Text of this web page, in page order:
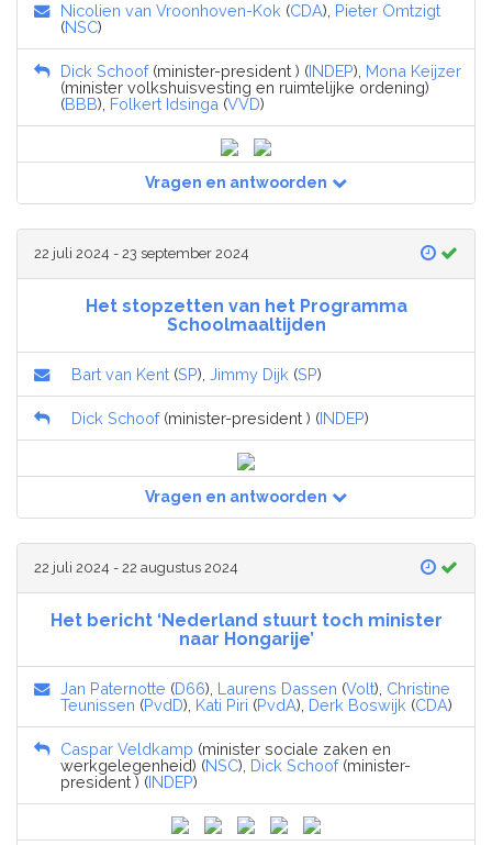
Nicolien van Vroonhoven-Kok (CDA), Pieter Omtzigt
(NSC)
Dick Schoof(minister-president ) (INDEP), Mona Keijzer
(minister volkshuisvesting en ruimtelijke ordening)
(BBB), Folkert Idsinga (VVD)
Vragen en antwoorden
22 juli 2024 - 23 september 2024
Het stopzetten van het Programma
Schoolmaaltijden
Bart van Kent (SP), Jimmy Dijk (SP)
Dick Schoof(minister-president ) (INDEP)
Vragen en antwoorden
22 juli 2024 - 22 augustus 2024
Het bericht ‘Nederland stuurt toch minister
naar Hongarije’
Jan Paternotte (D66), Laurens Dassen (Volt), Christine
Teunissen (PvdD), Kati Piri (PvdA), Derk Boswijk (CDA)
Caspar Veldkamp (minister sociale zaken en
werkgelegenheid) (NSC), Dick Schoof(minister-
president ) (INDEP)